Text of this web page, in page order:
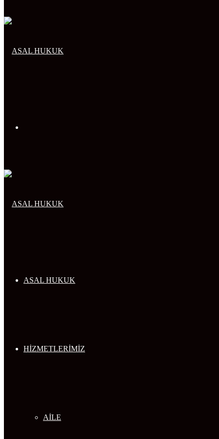
ASAL HUKUK
HİZMETLERİMİZ
AİLE